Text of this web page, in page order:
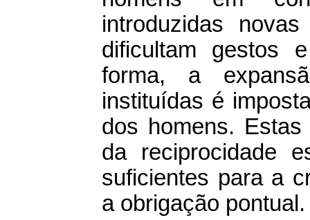
introduzidas
dificultam gestos
forma, a
instituídas é
dos homens.
da reciprocidade
suficientes para a
a obrigação pontual.